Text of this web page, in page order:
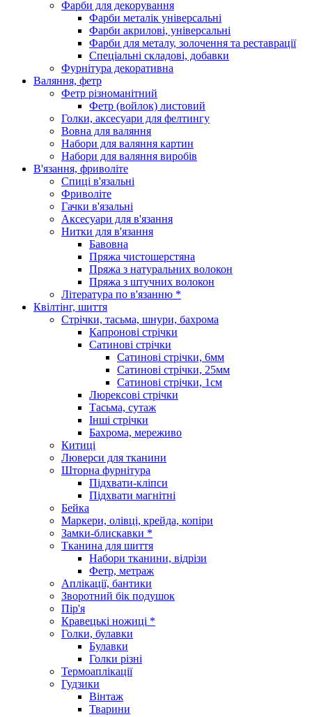
Фарби для декорування
Фарби металік універсальні
Фарби акрилові, універсальні
Фарби для металу, золочення та реставрації
Спеціальні складові, добавки
Фурнітура декоративна
Валяння, фетр
Фетр різноманітний
Фетр (войлок) листовий
Голки, аксесуари для фелтингу
Вовна для валяння
Набори для валяння картин
Набори для валяння виробів
В'язання, фриволіте
Спиці в'язальні
Фриволіте
Гачки в'язальні
Аксесуари для в'язання
Нитки для в'язання
Бавовна
Пряжа чистошерстяна
Пряжа з натуральних волокон
Пряжа з штучних волокон
Література по в'язанню *
Квілтінг, шиття
Стрічки, тасьма, шнури, бахрома
Капронові стрічки
Сатинові стрічки
Сатинові стрічки, 6мм
Сатинові стрічки, 25мм
Сатинові стрічки, 1см
Люрексові стрічки
Тасьма, сутаж
Інші стрічки
Бахрома, мереживо
Китиці
Люверси для тканини
Шторна фурнітура
Підхвати-кліпси
Підхвати магнітні
Бейка
Маркери, олівці, крейда, копіри
Замки-блискавки *
Тканина для шиття
Набори тканини, відрізи
Фетр, метраж
Аплікації, бантики
Зворотний бік подушок
Пір'я
Кравецькі ножиці *
Голки, булавки
Булавки
Голки різні
Термоаплікації
Гудзики
Вінтаж
Тварини